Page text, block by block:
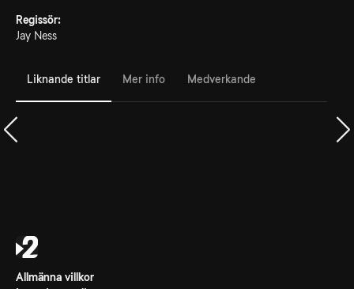
Regissör:
Jay Ness
Liknande titlar Mer info Medverkande
Allmänna villkor